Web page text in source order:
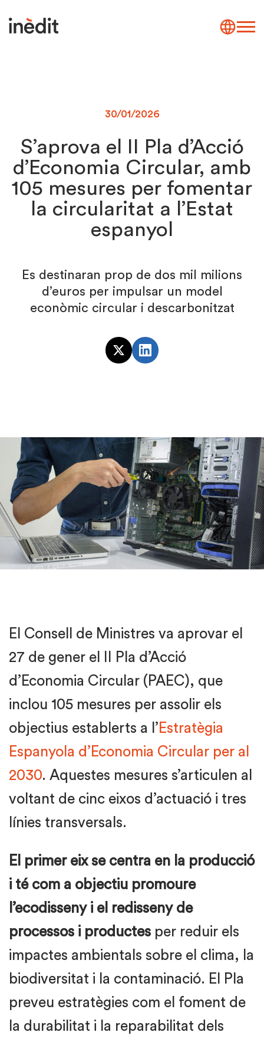
30/01/2026
S’aprova el II Pla d’Acció
d’Economia Circular, amb
105 mesures per fomentar
la circularitat a l’Estat
espanyol
Es destinaran prop de dos mil milions
d’euros per impulsar un model
econòmic circular i descarbonitzat
El Consell de Ministres va aprovar el
27 de gener el II Pla d’Acció
d’Economia Circular (PAEC), que
inclou 105 mesures per assolir els
objectius establerts a l’ Estratègia
Espanyola d’Economia Circular per al
2030. Aquestes mesures s’articulen al
voltant de cinc eixos d’actuació i tres
línies transversals.
El primer eix se centra en la producció
i té com a objectiu promoure
l’ecodisseny i el redisseny de
processos i productes per reduir els
impactes ambientals sobre el clima, la
biodiversitat i la contaminació. El Pla
preveu estratègies com el foment de
la durabilitat i la reparabilitat dels